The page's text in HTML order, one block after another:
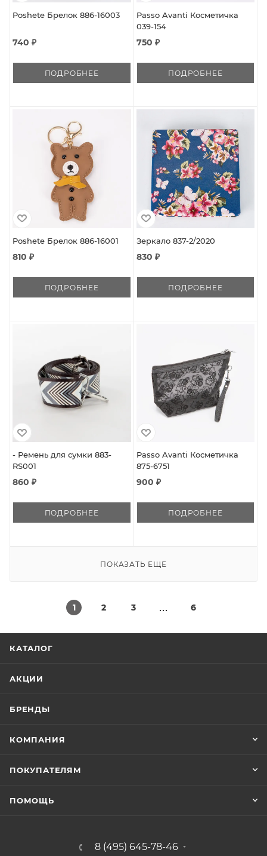
Poshete Брелок 886-16003
740 ₽
ПОДРОБНЕЕ
Passo Avanti Косметичка
039-154
750 ₽
ПОДРОБНЕЕ
Poshete Брелок 886-16001
810 ₽
ПОДРОБНЕЕ
Зеркало 837-2/2020
830 ₽
ПОДРОБНЕЕ
- Ремень для сумки 883-
RS001
860 ₽
ПОДРОБНЕЕ
Passo Avanti Косметичка
875-6751
900 ₽
ПОДРОБНЕЕ
ПОКАЗАТЬ ЕЩЕ
1 2 3 6
КАТАЛОГ
АКЦИИ
БРЕНДЫ
КОМПАНИЯ
ПОКУПАТЕЛЯМ
ПОМОЩЬ
8 (495) 645-78-46